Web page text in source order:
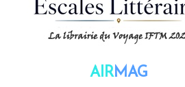
AIRMAG